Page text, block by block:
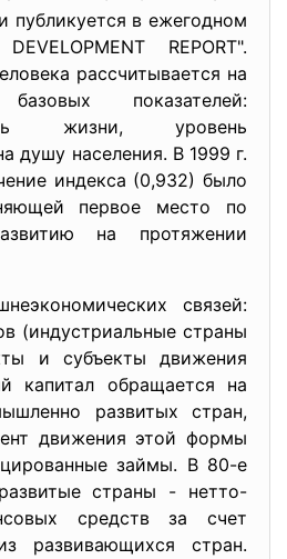
публикуется в ежегодном
REPORT".
рассчитывается на
показателей:
жизни, уровень
душу населения. В 1999 г.
индекса (0,932) было
первое место по
на протяжении
связей:
(индустриальные страны
и субъекты движения
капитал обращается на
развитых стран,
движения этой формы
займы. В 80-е
страны - нетто-
средств за счет
развивающихся стран.